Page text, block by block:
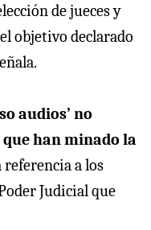
de jueces y
objetivo declarado
audios’ no
han minado la
referencia a los
Judicial que